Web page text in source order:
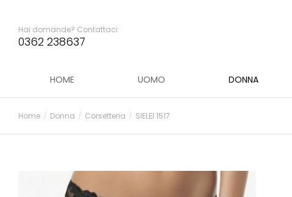
Hai domande? Contattaci:
0362 238637
HOME UOMO DONNA
Tu sei qui:
Home Donna Corsetteria SIELEI 1517